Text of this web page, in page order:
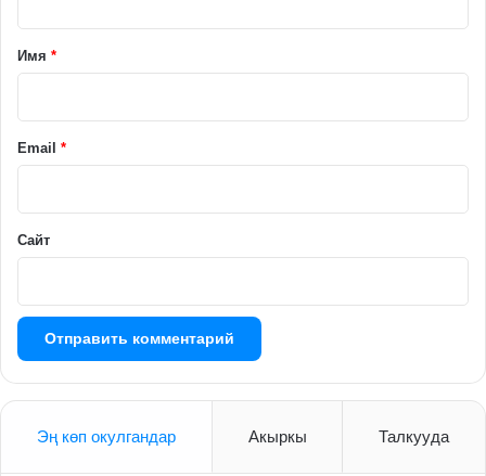
а
й
Имя *
Email *
Сайт
Эң көп окулгандар Акыркы Талкууда